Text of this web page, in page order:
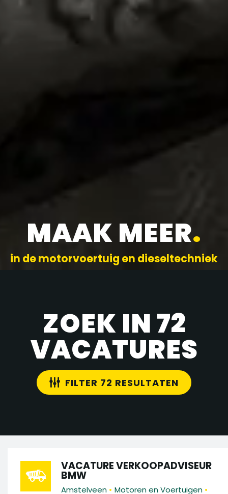
MAAK MEER.
in de motorvoertuig en dieseltechniek
ZOEK IN 72
VACATURES
FILTER 72 RESULTATEN
VACATURE VERKOOPADVISEUR
BMW
Amstelveen • Motoren en Voertuigen •